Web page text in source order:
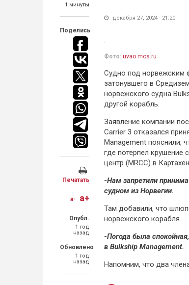
1 минуты
Поделись
Печатать
a- a+
Опубл.
1 год
назад
Обновлено
1 год
назад
декабря 27, 2024 - 21:20
Фото: uvao.mos.ru
Судно под норвежским
затонувшего в
норвежского судна
другой корабль.
Заявление компании
Carrier 3 отказался
Management пояснили,
где потерпел крушение
центр (MRCC) в
-Нам запретили
судном из Норвегии.
Там добавили, что
норвежского корабля.
-Погода была
в Bulkship Management.
Напомним, что два